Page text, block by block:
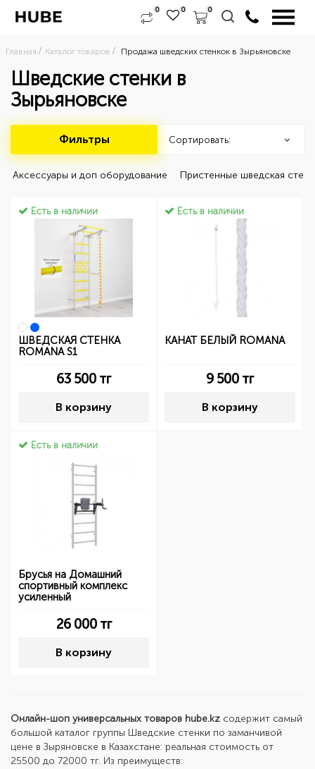
0 0 0
Главная Каталог товаров Продажа шведских стенкок в Зырьяновске
Шведские стенки в
Зырьяновске
Фильтры Сортировать:
Аксессуары и доп оборудование Пристенные шведская
Есть в наличии
ШВЕДСКАЯ СТЕНКА
ROMANA S1
63 500 тг
В корзину
Есть в наличии
КАНАТ БЕЛЫЙ ROMANA
9 500 тг
В корзину
Есть в наличии
Брусья на Домашний
спортивный комплекс
усиленный
26 000тг
В корзину
Онлайн-шоп универсальных товаров hube.kz содержит самый
большой каталог группы Шведские стенки по заманчивой
цене в Зыряновске в Казахстане: реальная стоимость от
25500 до 72000 тг. Из преимуществ: